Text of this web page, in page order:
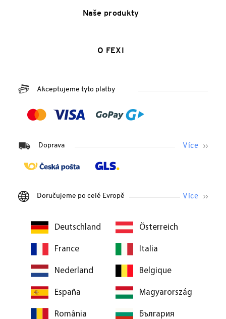
Naše produkty
O FEXI
Akceptujeme tyto platby
Doprava
Doručujeme po celé Evropě
Deutschland Österreich
France Italia
Nederland Belgique
España Magyarország
România България